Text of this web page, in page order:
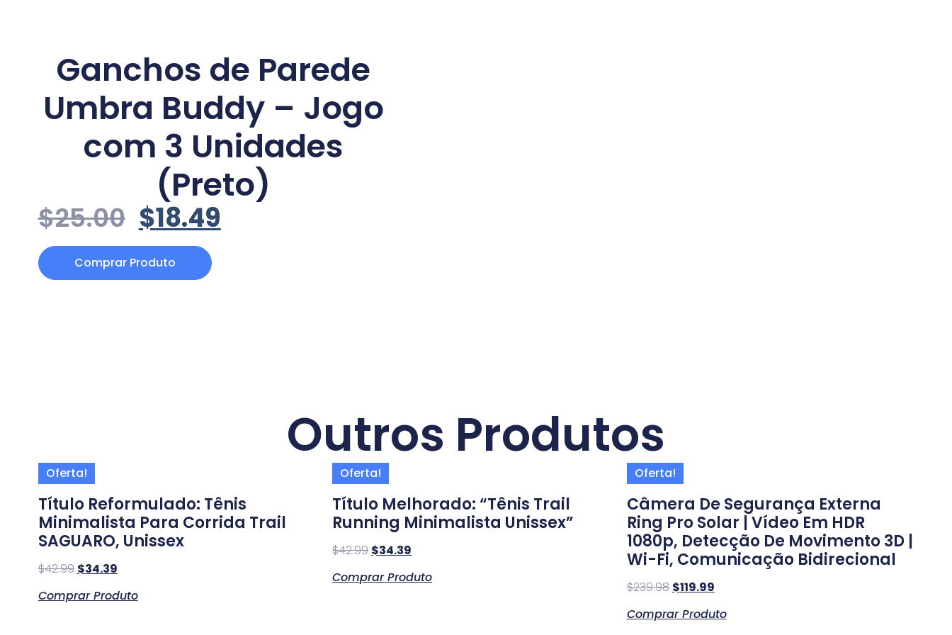
Ganchos de Parede
Umbra Buddy – Jogo
com 3 Unidades
(Preto)
$25.00 $18.49
Comprar Produto
Outros Produtos
Oferta!
Título Reformulado: Tênis
Minimalista Para Corrida Trail
SAGUARO, Unissex
$42.99 $34.39
Comprar Produto
Oferta!
Título Melhorado: “Tênis Trail
Running Minimalista Unissex”
$42.99 $34.39
Comprar Produto
Oferta!
Câmera De Segurança Externa
Ring Pro Solar | Vídeo Em HDR
1080p, Detecção De Movimento 3D |
Wi-Fi, Comunicação Bidirecional
$239.98 $119.99
Comprar Produto